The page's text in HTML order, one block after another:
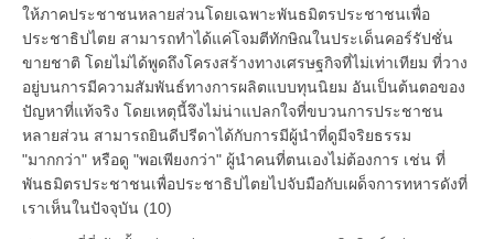
ให้ภาคประชาชนหลายส่วนโดยเฉพาะพันธมิตรประชาชนเพื่อ
ประชาธิปไตย สามารถทำได้แค่โจมตีทักษิณในประเด็นคอร์รัปชั่น
ขายชาติ โดยไม่ได้พูดถึงโครงสร้างทางเศรษฐกิจที่ไม่เท่าเทียม ที่วาง
อยู่บนการมีความสัมพันธ์ทางการผลิตแบบทุนนิยม อันเป็นต้นตอของ
ปัญหาที่แท้จริง โดยเหตุนี้จึงไม่น่าแปลกใจที่ขบวนการประชาชน
หลายส่วน สามารถยินดีปรีดาได้กับการมีผู้นำที่ดูมีจริยธรรม
"มากกว่า" หรือดู "พอเพียงกว่า" ผู้นำคนที่ตนเองไม่ต้องการ เช่น ที่
พันธมิตรประชาชนเพื่อประชาธิปไตยไปจับมือกับเผด็จการทหารดังที่
เราเห็นในปัจจุบัน (10)